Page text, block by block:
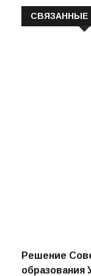
Решение
образования